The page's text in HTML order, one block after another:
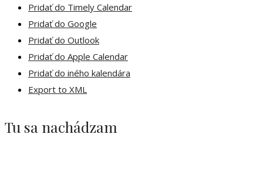
Pridať do Timely Calendar
Pridať do Google
Pridať do Outlook
Pridať do Apple Calendar
Pridať do iného kalendára
Export to XML
Tu sa nachádzam